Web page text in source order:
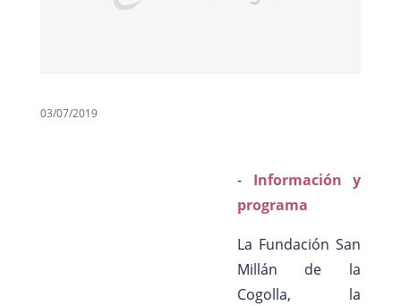
03/07/2019
​- Información y
programa
La Fundación San
Millán de la
Cogolla, la